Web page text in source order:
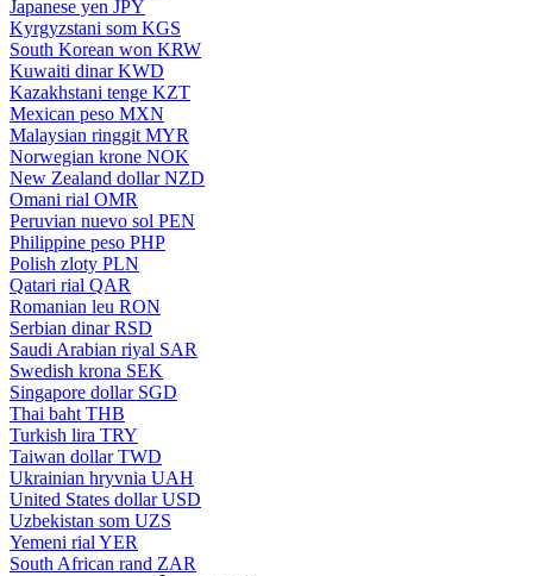
Japanese yen JPY
Kyrgyzstani som KGS
South Korean won KRW
Kuwaiti dinar KWD
Kazakhstani tenge KZT
Mexican peso MXN
Malaysian ringgit MYR
Norwegian krone NOK
New Zealand dollar NZD
Omani rial OMR
Peruvian nuevo sol PEN
Philippine peso PHP
Polish zloty PLN
Qatari rial QAR
Romanian leu RON
Serbian dinar RSD
Saudi Arabian riyal SAR
Swedish krona SEK
Singapore dollar SGD
Thai baht THB
Turkish lira TRY
Taiwan dollar TWD
Ukrainian hryvnia UAH
United States dollar USD
Uzbekistan som UZS
Yemeni rial YER
South African rand ZAR